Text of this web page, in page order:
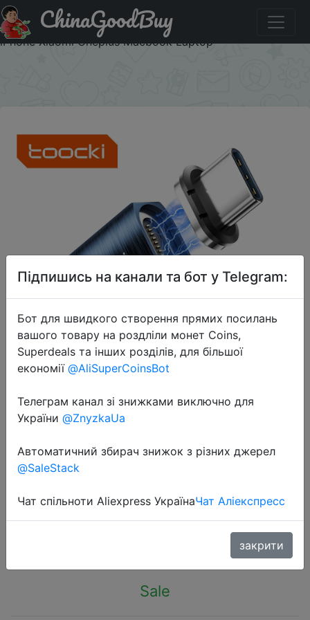
Знижка на Toocki Magnetic OTG Adapter USB Type C to
Type C 100w Magnetic Fast Charging Convertor For
iPhone Xiaomi Oneplus Macbook Laptop
ChinaGoodBuy
2024-02-15
Toocki Magnetic OTG Adapter USB
Type C to Type C 100w Magnetic
Fast Charging Convertor For iPhone
Sale
Підпишись на канали та бот у Telegram:
Бот для швидкого створення прямих посилань
вашого товару на роздліли монет Coins,
Superdeals та інших розділів, для більшої
економії @AliSuperCoinsBot
Телеграм канал зі знижками виключно для
України @ZnyzkaUa
Автоматичний збирач знижок з різних джерел
@SaleStack
Чат спільноти Aliexpress УкраїнаЧат Аліекспресс
закрити